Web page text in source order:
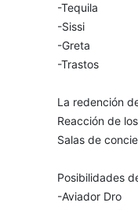
-Tequila
-Sissi
-Greta
-Trastos
La redención
Reacción de
Salas de
Posibilidades
-Aviador Dro